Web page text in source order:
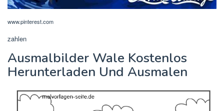
www.pinterest.com
zahlen
Ausmalbilder Wale Kostenlos
Herunterladen Und Ausmalen